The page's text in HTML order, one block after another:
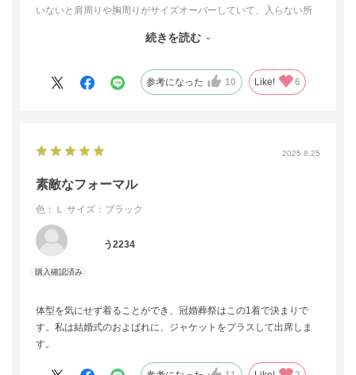
いないと肩周りや胸周りがサイズオーバーしていて、入らない所
ないデザインですが確かな所からの購入なので安心して着用出来
続きを読む
参考になった 10 Like! 6
2025.8.25
素敵なフォーマル
色：Ｌ サイズ：ブラック
う2234
体型を気にせず着ることができ、冠婚葬祭はこの1着で決まりで
す。私は結婚式のおよばれに、ジャケットをプラスして出席しま
す。